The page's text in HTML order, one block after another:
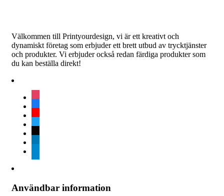
Välkommen till Printyourdesign, vi är ett kreativt och
dynamiskt företag som erbjuder ett brett utbud av trycktjänster
och produkter. Vi erbjuder också redan färdiga produkter som
du kan beställa direkt!
Användbar information